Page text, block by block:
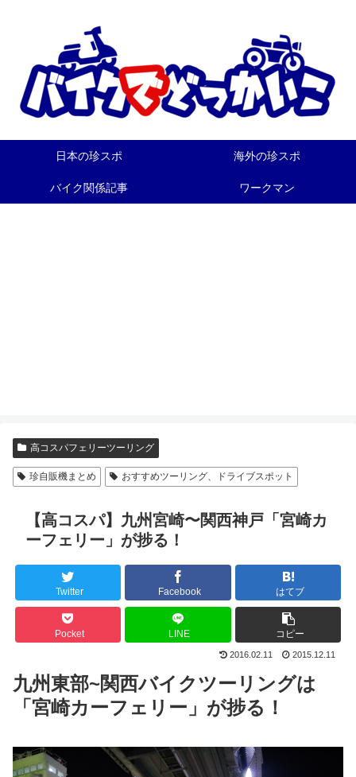
日本の珍スポ 海外の珍スポ
バイク関係記事 ワークマン
高コスパフェリーツーリング
珍自販機まとめ おすすめツーリング、ドライブスポット
【高コスパ】九州宮崎〜関西神戸「宮崎カ
ーフェリー」が捗る！
Twitter Facebook はてブ
Pocket LINE コピー
2016.02.11 2015.12.11
九州東部~関西バイクツーリングは
「宮崎カーフェリー」が捗る！